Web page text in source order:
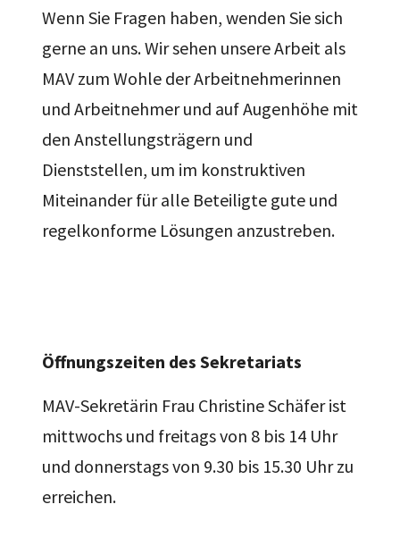
Wenn Sie Fragen haben, wenden Sie sich
gerne an uns. Wir sehen unsere Arbeit als
MAV zum Wohle der Arbeitnehmerinnen
und Arbeitnehmer und auf Augenhöhe mit
den Anstellungsträgern und
Dienststellen, um im konstruktiven
Miteinander für alle Beteiligte gute und
regelkonforme Lösungen anzustreben.
Öffnungszeiten des Sekretariats
MAV-Sekretärin Frau Christine Schäfer ist
mittwochs und freitags von 8 bis 14 Uhr
und donnerstags von 9.30 bis 15.30 Uhr zu
erreichen.